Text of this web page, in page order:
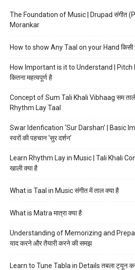
The Foundation of Music | Drupad संगीत
Morankar
How to show Any Taal on your Hand किसी
How Important is it to Understand | Pitch
कितना महत्वपूर्ण है
Concept of Sum Tali Khali Vibhaag सम ताली
Rhythm Lay Taal
Swar Idenfication ‘Sur Darshan’ | Basic
स्वरों की पहचान ‘सुर दर्शन’
Learn Rhythm Lay in Music | Tali Khali
खाली क्या है
What is Taal in Music संगीत में ताल क्या है
What is Matra मात्रा क्या है
Understanding of Memorizing and
याद करने और तैयारी करने की समझ
Learn to Tune Tabla in Details तबला ट्यून